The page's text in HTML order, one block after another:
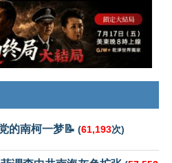
的南柯一梦📝 (61,193次)